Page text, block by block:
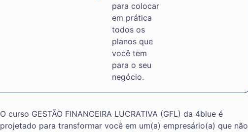
para colocar
em prática
todos os
planos que
você tem
para o seu
negócio.
O curso GESTÃO FINANCEIRA LUCRATIVA (GFL) da 4blue é
projetado para transformar você em um(a) empresário(a) que não